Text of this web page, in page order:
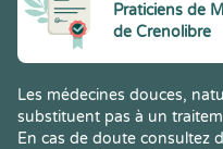
Praticiens de
de Crenolibre
Les médecines douces,
substituent pas à un
En cas de doute consultez